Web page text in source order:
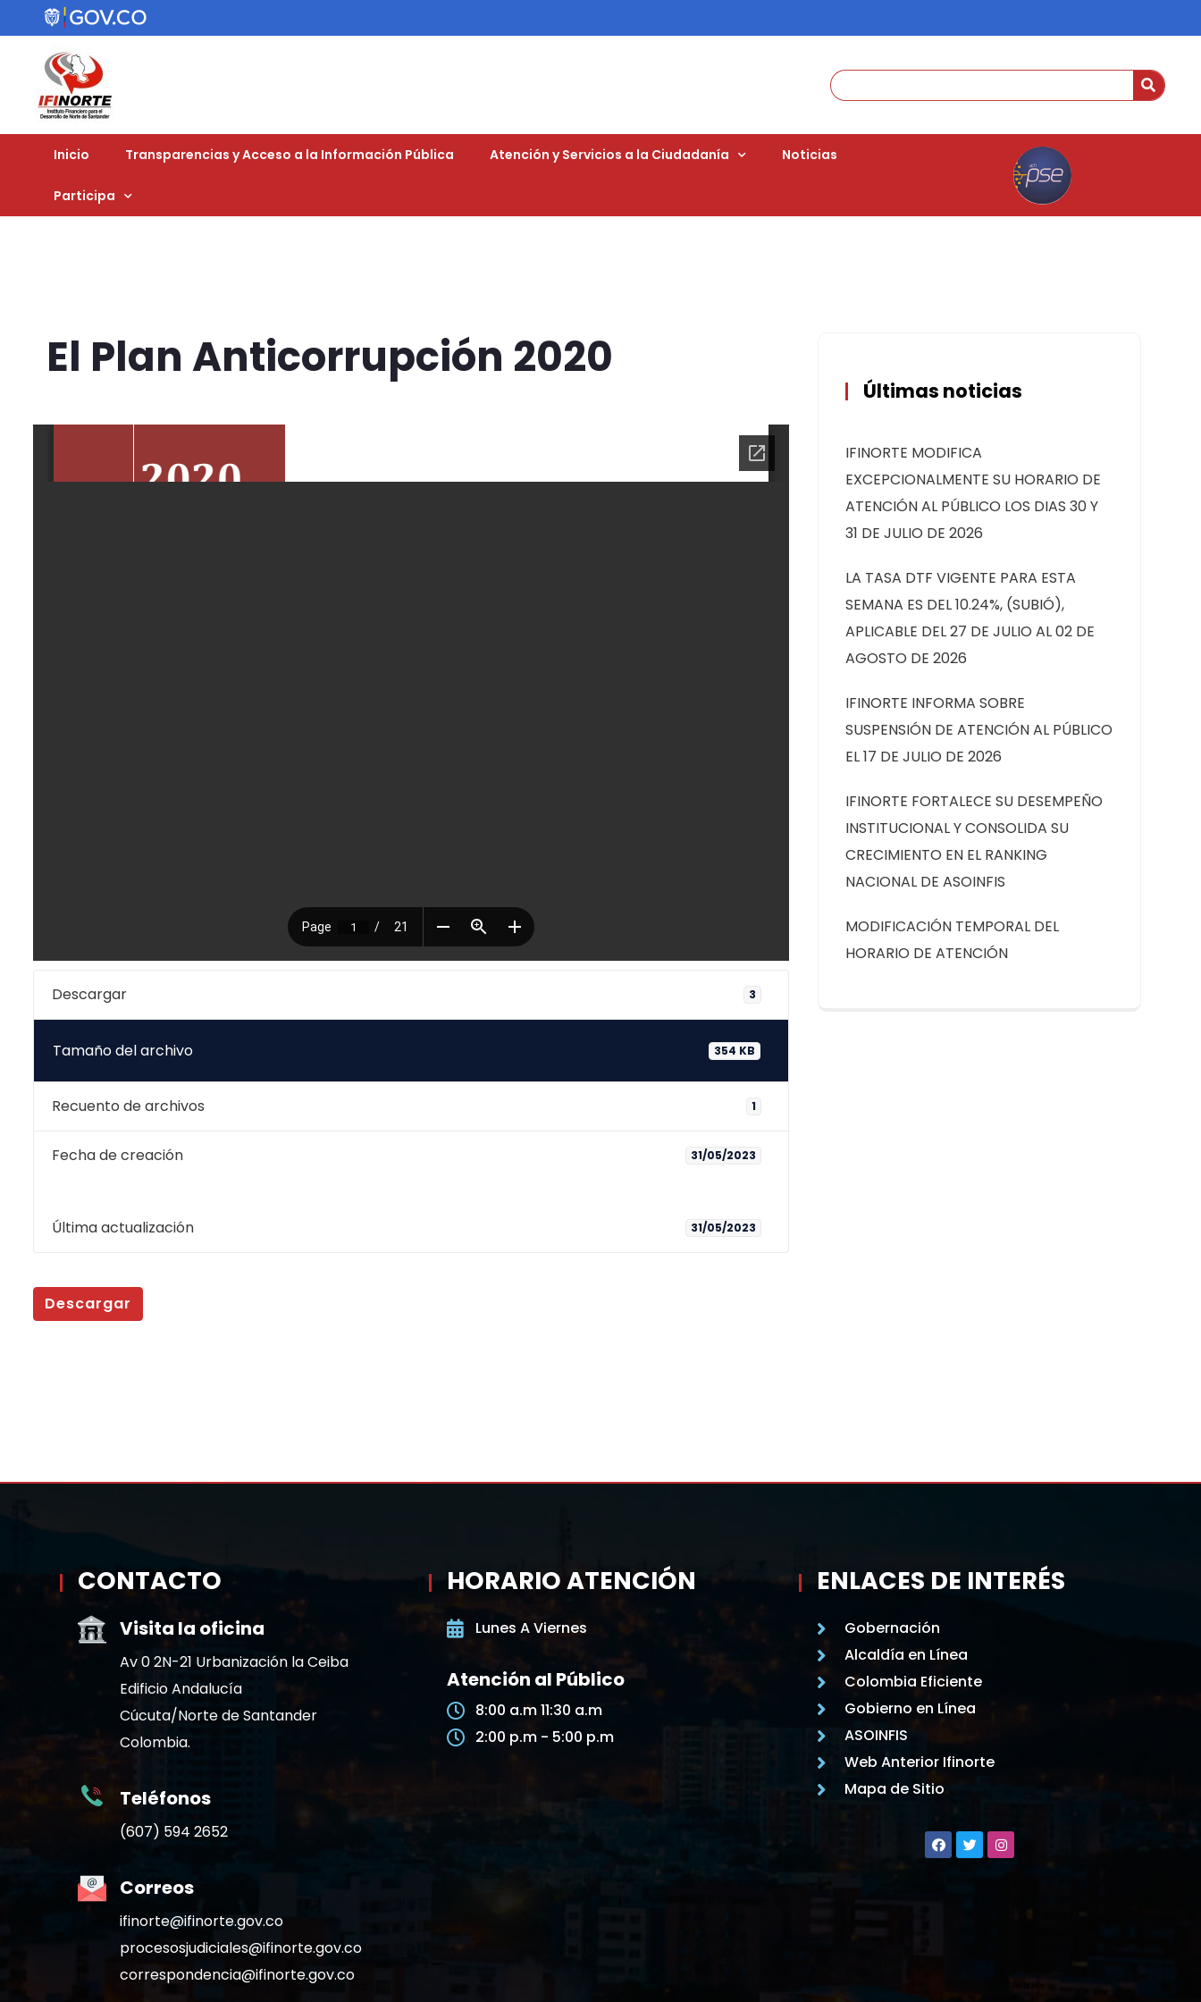
Inicio Transparencias y Acceso a la Información Pública Atención y Servicios a la Ciudadanía Noticias
Participa
El Plan Anticorrupción 2020
Descargar 3
Tamaño del archivo 354 KB
Recuento de archivos 1
Fecha de creación 31/05/2023
Última actualización 31/05/2023
Descargar
Últimas noticias
IFINORTE MODIFICA
EXCEPCIONALMENTE SU HORARIO DE
ATENCIÓN AL PÚBLICO LOS DIAS 30 Y
31 DE JULIO DE 2026
LA TASA DTF VIGENTE PARA ESTA
SEMANA ES DEL 10.24%, (SUBIÓ),
APLICABLE DEL 27 DE JULIO AL 02 DE
AGOSTO DE 2026
IFINORTE INFORMA SOBRE
SUSPENSIÓN DE ATENCIÓN AL PÚBLICO
EL 17 DE JULIO DE 2026
IFINORTE FORTALECE SU DESEMPEÑO
INSTITUCIONAL Y CONSOLIDA SU
CRECIMIENTO EN EL RANKING
NACIONAL DE ASOINFIS
MODIFICACIÓN TEMPORAL DEL
HORARIO DE ATENCIÓN
CONTACTO
Visita la oficina
Av 0 2N-21 Urbanización la Ceiba
Edificio Andalucía
Cúcuta/Norte de Santander
Colombia.
Teléfonos
(607) 594 2652
Correos
ifinorte@ifinorte.gov.co
procesosjudiciales@ifinorte.gov.co
correspondencia@ifinorte.gov.co
HORARIO ATENCIÓN
Lunes A Viernes
Atención al Público
8:00 a.m 11:30 a.m
2:00 p.m - 5:00 p.m
ENLACES DE INTERÉS
Gobernación
Alcaldía en Línea
Colombia Eficiente
Gobierno en Línea
ASOINFIS
Web Anterior Ifinorte
Mapa de Sitio